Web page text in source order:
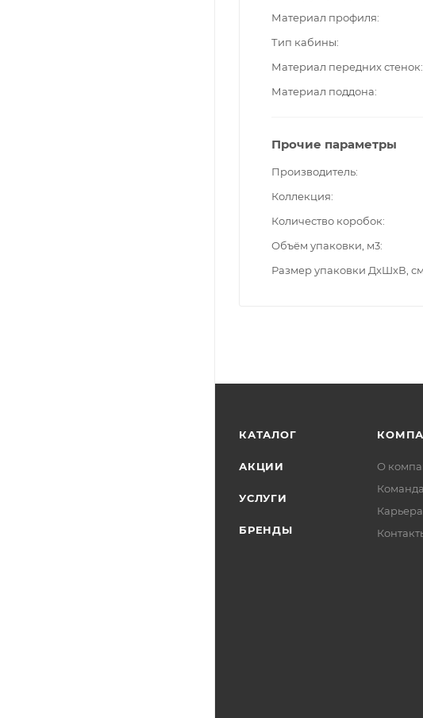
Материал профиля
Тип кабины
Материал передних стенок
Материал поддона
Прочие параметры
Производитель
Коллекция
Количество коробок
Объём упаковки, м3
Размер упаковки ДxШxВ, см
КАТАЛОГ
АКЦИИ
УСЛУГИ
БРЕНДЫ
О
Команда
Карьера